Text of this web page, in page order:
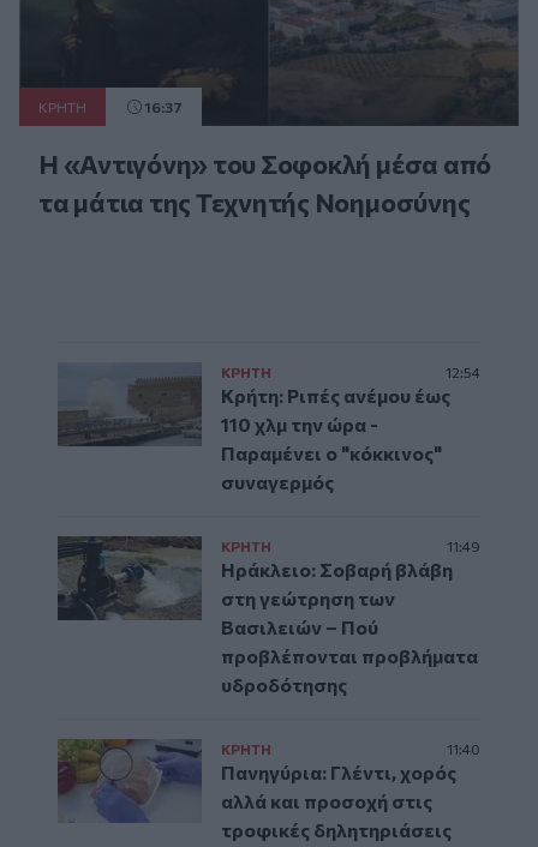
ΚΡΗΤΗ 16:37
Η «Αντιγόνη» του Σοφοκλή μέσα από
τα μάτια της Τεχνητής Νοημοσύνης
ΚΡΗΤΗ 12:54
Κρήτη: Ριπές ανέμου έως
110 χλμ την ώρα -
Παραμένει ο "κόκκινος"
συναγερμός
ΚΡΗΤΗ 11:49
Ηράκλειο: Σοβαρή βλάβη
στη γεώτρηση των
Βασιλειών – Πού
προβλέπονται προβλήματα
υδροδότησης
ΚΡΗΤΗ 11:40
Πανηγύρια: Γλέντι, χορός
αλλά και προσοχή στις
τροφικές δηλητηριάσεις